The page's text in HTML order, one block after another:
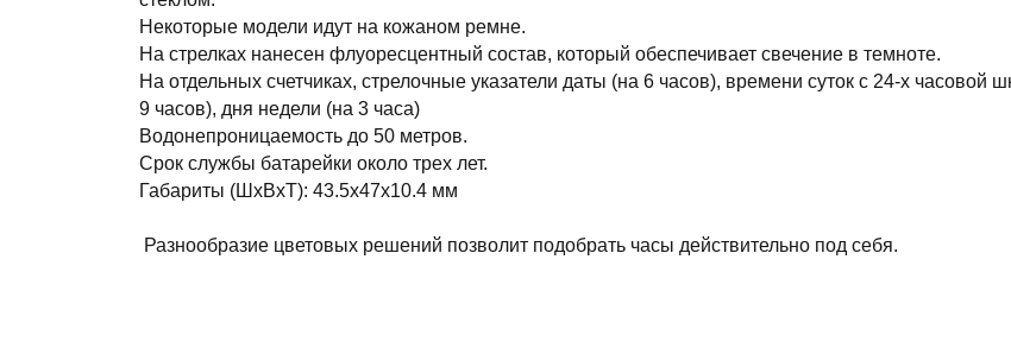
Некоторые модели идут на кожаном ремне.
На стрелках нанесен флуоресцентный состав, который обеспечивает свечение в темноте.
На отдельных счетчиках, стрелочные указатели даты (на 6 часов), времени суток с 24-х часовой
9 часов), дня недели (на 3 часа)
Водонепроницаемость до 50 метров.
Срок службы батарейки около трех лет.
Габариты (ШхВхТ): 43.5x47x10.4 мм
Разнообразие цветовых решений позволит подобрать часы действительно под себя.